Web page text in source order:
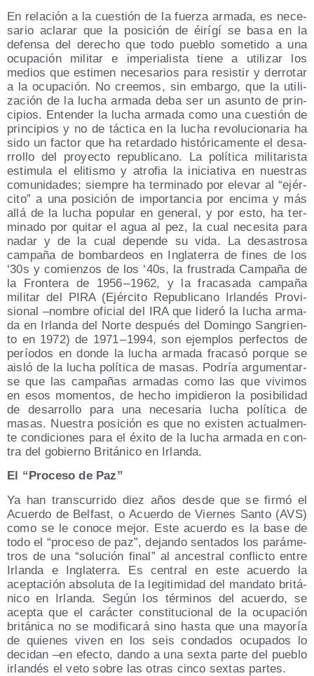
En rela­ción a la cues­tión de la fuer­za arma­da, es nece­
sa­rio acla­rar que la posi­ción de éirí­gí se basa en la
defen­sa del dere­cho que todo pue­blo some­ti­do a una
ocu­pa­ción mili­tar e impe­ria­lis­ta tie­ne a uti­li­zar los
medios que esti­men nece­sa­rios para resis­tir y derro­tar
a la ocu­pa­ción. No cree­mos, sin embar­go, que la uti­li­
za­ción de la lucha arma­da deba ser un asun­to de prin­
ci­pios. Enten­der la lucha arma­da como una cues­tión de
prin­ci­pios y no de tác­ti­ca en la lucha revo­lu­cio­na­ria ha
sido un fac­tor que ha retar­da­do his­tó­ri­ca­men­te el desa­
rro­llo del pro­yec­to repu­bli­cano. La polí­ti­ca mili­ta­ris­ta
esti­mu­la el eli­tis­mo y atro­fia la ini­cia­ti­va en nues­tras
comu­ni­da­des; siem­pre ha ter­mi­na­do por ele­var al “ejér­
ci­to” a una posi­ción de impor­tan­cia por enci­ma y más
allá de la lucha popu­lar en gene­ral, y por esto, ha ter­
mi­na­do por qui­tar el agua al pez, la cual nece­si­ta para
nadar y de la cual depen­de su vida. La desas­tro­sa
cam­pa­ña de bom­bar­deos en Ingla­te­rra de fines de los
‘30s y comien­zos de los ‘40s, la frus­tra­da Cam­pa­ña de
la Fron­te­ra de 1956 – 1962, y la fra­ca­sa­da cam­pa­ña
mili­tar del PIRA (Ejér­ci­to Repu­bli­cano Irlan­dés Pro­vi­
sio­nal –nom­bre ofi­cial del IRA que lide­ró la lucha arma­
da en Irlan­da del Nor­te des­pués del Domin­go San­grien­
to en 1972) de 1971 – 1994, son ejem­plos per­fec­tos de
perío­dos en don­de la lucha arma­da fra­ca­só por­que se
ais­ló de la lucha polí­ti­ca de masas. Podría argu­men­tar­
se que las cam­pa­ñas arma­das como las que vivi­mos
en esos momen­tos, de hecho impi­die­ron la posi­bi­li­dad
de desa­rro­llo para una nece­sa­ria lucha polí­ti­ca de
masas. Nues­tra posi­ción es que no exis­ten actual­men­
te con­di­cio­nes para el éxi­to de la lucha arma­da en con­
tra del gobierno Bri­tá­ni­co en Irlanda.
El “Pro­ce­so de Paz”
Ya han trans­cu­rri­do diez años des­de que se fir­mó el
Acuer­do de Bel­fast, o Acuer­do de Vier­nes San­to (AVS)
como se le cono­ce mejor. Este acuer­do es la base de
todo el “pro­ce­so de paz”, dejan­do sen­ta­dos los pará­me­
tros de una “solu­ción final” al ances­tral con­flic­to entre
Irlan­da e Ingla­te­rra. Es cen­tral en este acuer­do la
acep­ta­ción abso­lu­ta de la legi­ti­mi­dad del man­da­to bri­tá­
ni­co en Irlan­da. Según los tér­mi­nos del acuer­do, se
acep­ta que el carác­ter cons­ti­tu­cio­nal de la ocu­pa­ción
bri­tá­ni­ca no se modi­fi­ca­rá sino has­ta que una mayo­ría
de quie­nes viven en los seis con­da­dos ocu­pa­dos lo
deci­dan –en efec­to, dan­do a una sex­ta par­te del pue­blo
irlan­dés el veto sobre las otras cin­co sex­tas partes.